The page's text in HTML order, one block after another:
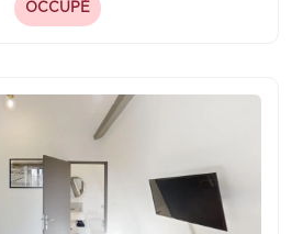
OCCUPÉ